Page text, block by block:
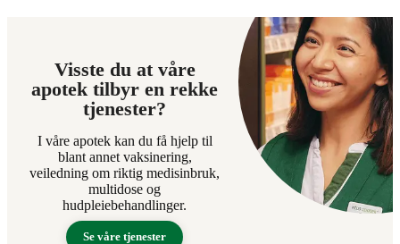
Visste du at våre
apotek tilbyr en rekke
tjenester?
I våre apotek kan du få hjelp til
blant annet vaksinering,
veiledning om riktig medisinbruk,
multidose og
hudpleiebehandlinger.
Se våre tjenester